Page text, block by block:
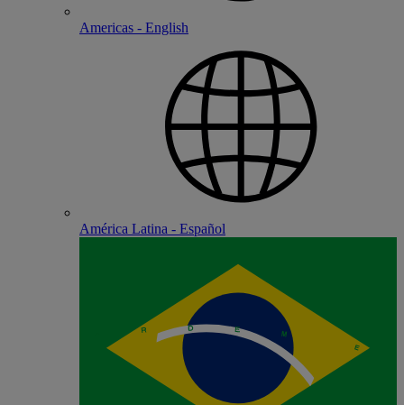
Americas - English
América Latina - Español